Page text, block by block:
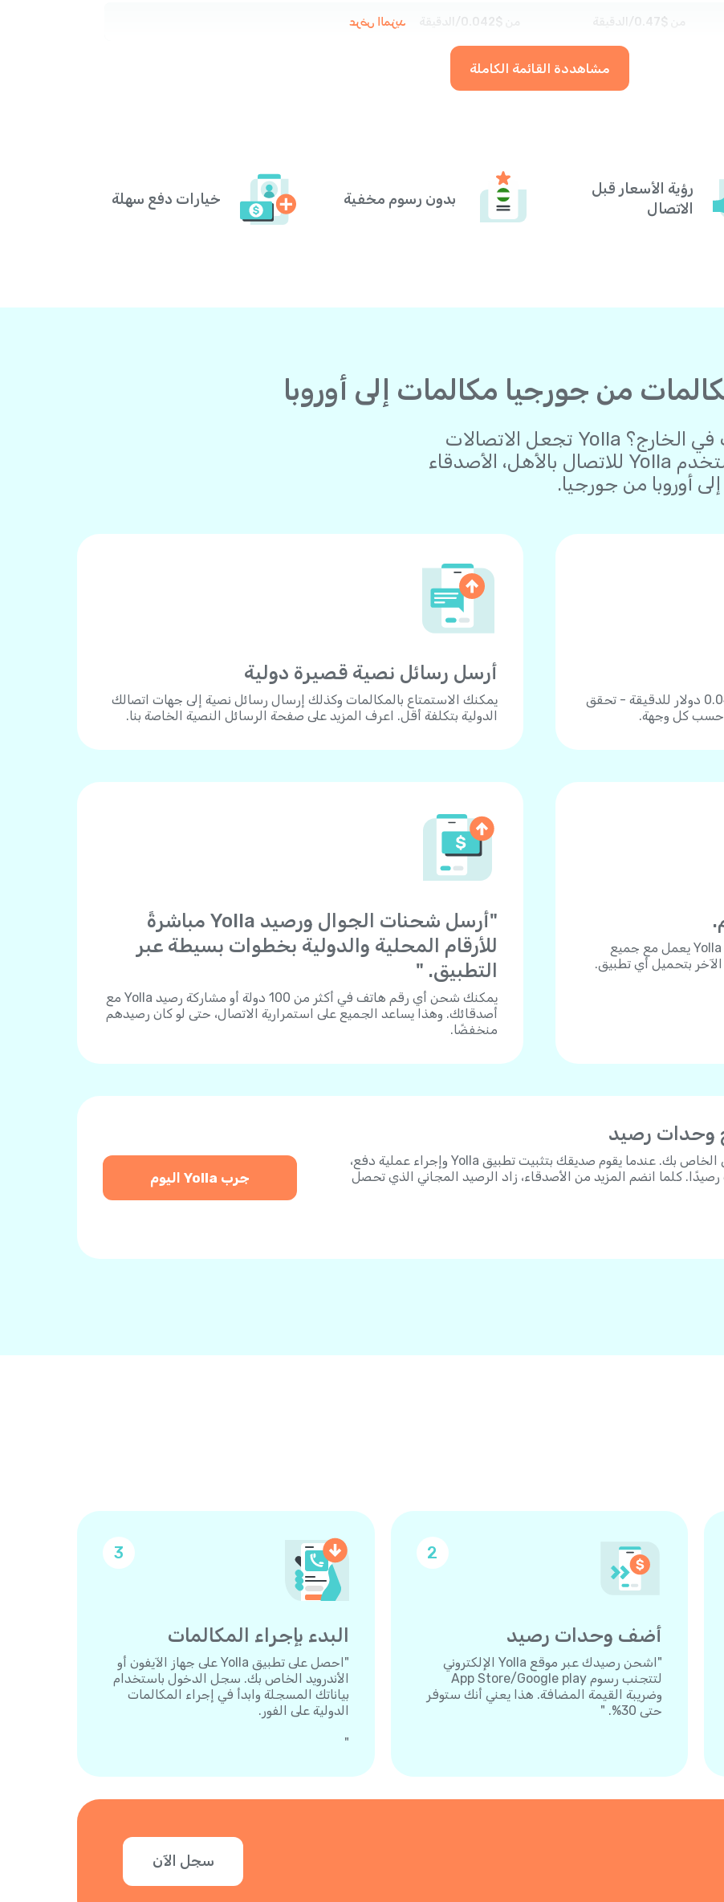
$
0.47
/
$
0.042
/ عرض المزيد
مشاهددة القائمة الكاملة
رؤية الأسعار قبل
الاتصال
بدون رسوم مخفية خيارات دفع سهلة
هل ترغب في البقاء على اتصال وأنت في الخارج؟ Yolla تجعل الاتصالات
الدولية أسهل من أي وقت مضى. استخدم Yolla للاتصال بالأهل، الأصدقاء
أوروبا من جورجيا.
اتصل بأكثر من 190 دولة بأسعار زهيدة تبدأ من 0.04 دولار للدقيقة - تحقق
حسب كل وجهة.
أرسل رسائل نصية قصيرة دولية
يمكنك الاستمتاع بالمكالمات وكذلك إرسال رسائل نصية إلى جهات اتصالك
الدولية بتكلفة أقل. اعرف المزيد على صفحة الرسائل النصية الخاصة بنا.
هل تحتاج للاتصال بجوال أو هاتف أرضي؟ تطبيق Yolla يعمل مع جميع
الآخر بتحميل أي تطبيق.
"أرسل شحنات الجوال ورصيد Yolla مباشرةً
للأرقام المحلية والدولية بخطوات بسيطة عبر
التطبيق. "
يمكنك شحن أي رقم هاتف في أكثر من 100 دولة أو مشاركة رصيد Yolla مع
أصدقائك. وهذا يساعد الجميع على استمرارية الاتصال، حتى لو كان رصيدهم
منخفضًا.
وحدات رصيد
"شارك رابط الدعوة الشخصي الخاص بك. عندما يقوم صديقك بتثبيت تطبيق Yolla وإجراء عملية دفع،
على 3 دولارات رصيدًا. كلما انضم المزيد من الأصدقاء، زاد الرصيد المجاني الذي تحصل
جرب Yolla اليوم
2
أضف وحدات رصيد
"اشحن رصيدك عبر موقع Yolla الإلكتروني
لتتجنب رسوم App Store/Google play
وضريبة القيمة المضافة. هذا يعني أنك ستوفر
حتى 30%. "
3
البدء بإجراء المكالمات
"احصل على تطبيق Yolla على جهاز الآيفون أو
الأندرويد الخاص بك. سجل الدخول باستخدام
بياناتك المسجلة وابدأ في إجراء المكالمات
الدولية على الفور.
"
سجل الآن